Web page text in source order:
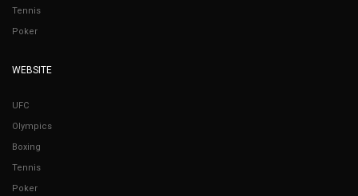
Tennis
Poker
WEBSITE
UFC
Olympics
Boxing
Tennis
Poker